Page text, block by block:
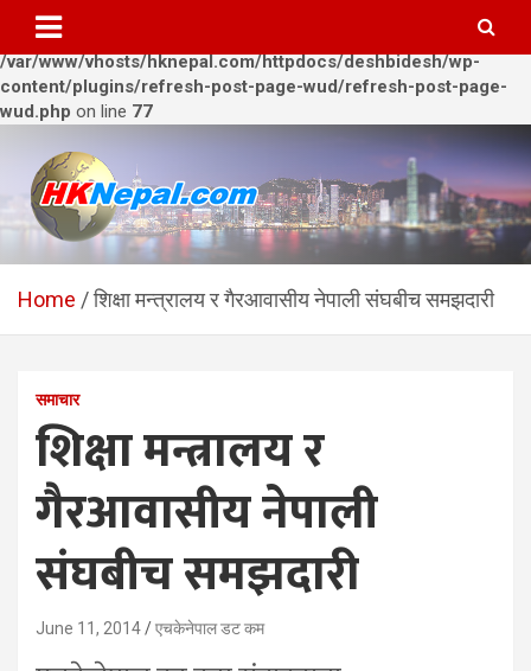
Warning
: Trying to access array offset on value of type bool in
/var/www/vhosts/hknepal.com/httpdocs/deshbidesh/wp-
content/plugins/refresh-post-page-wud/refresh-post-page-
wud.php on line 77
content
HKNepal.com – हङकङबाट
सञ्चालित पहिलो नेपाली अनलाईन
hknepal, hknepal.com, hk nepal, hk nepal com
Home शिक्षा मन्त्रालय र गैरआवासीय नेपाली संघबीच समझदारी
समाचार
शिक्षा मन्त्रालय र
गैरआवासीय नेपाली
संघबीच समझदारी
June 11, 2014 एचकेनेपाल डट कम